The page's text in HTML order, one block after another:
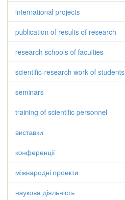
international projects
publication of results of research
research schools of faculties
scientific-research work of students
seminars
training of scientific personnel
виставки
конференції
міжнародні проекти
наукова діяльність